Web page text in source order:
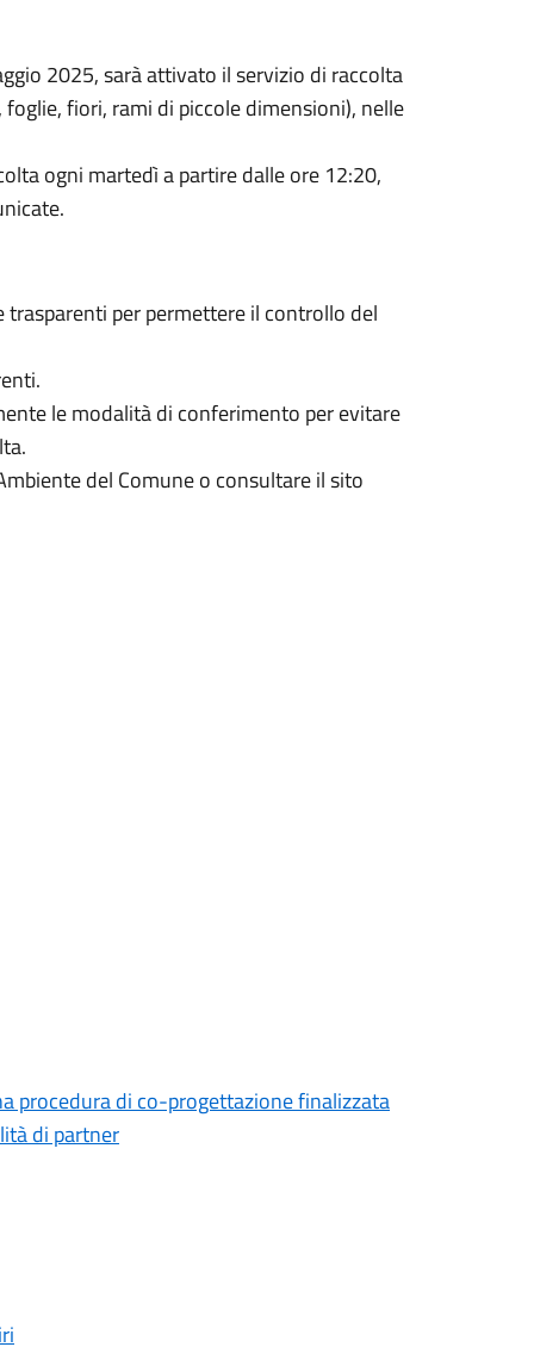
2025, sarà attivato il servizio di raccolta
fiori, rami di piccole dimensioni), nelle
ogni martedì a partire dalle ore 12:20,
per permettere il controllo del
le modalità di conferimento per evitare
del Comune o consultare il sito
procedura di co-progettazione finalizzata
di partner